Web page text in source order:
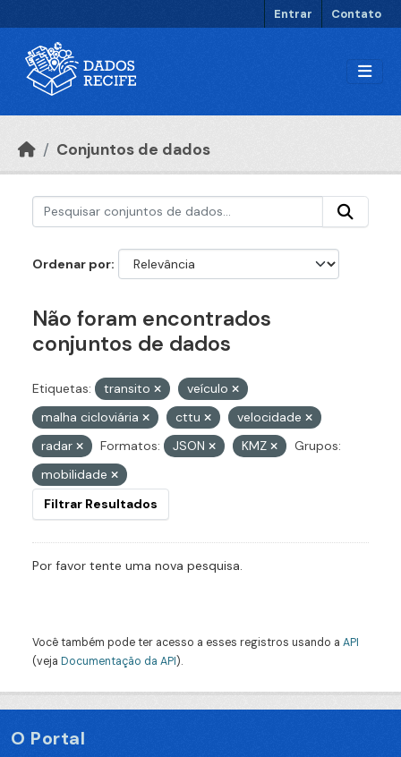
Entrar Contato
Conjuntos de dados
Ordenar por
Não foram encontrados
conjuntos de dados
Etiquetas: transito
veículo
malha cicloviária
cttu
velocidade
radar
Formatos: JSON KMZ
Grupos:
mobilidade
Filtrar Resultados
Por favor tente uma nova pesquisa.
Você também pode ter acesso a esses registros usando a API
(veja Documentação da API).
O Portal